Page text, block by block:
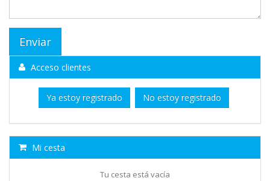
Acceso clientes
Ya estoy registrado No estoy registrado
Mi cesta
Tu cesta está vacía